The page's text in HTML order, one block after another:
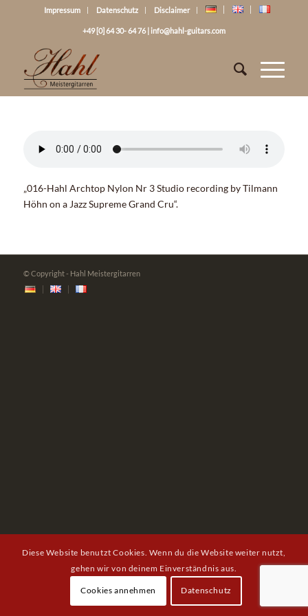
Impressum Datenschutz Disclaimer
+49 [0] 64 30- 64 76|info@hahl-guitars.com
„016-Hahl Archtop Nylon Nr 3 Studio recording by Tilmann
Höhn on a Jazz Supreme Grand Cru“.
© Copyright - Hahl Meistergitarren
Diese Website benutzt Cookies. Wenn du die Website weiter nutzt,
gehen wir von deinem Einverständnis aus.
Cookies annehmen Datenschutz